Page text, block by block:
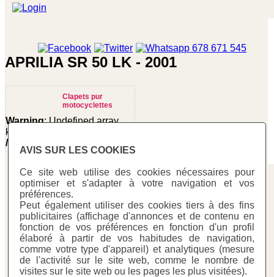
AVIS SUR LES COOKIES
Ce site web utilise des cookies nécessaires pour
optimiser et s'adapter à votre navigation et vos
préférences.
Peut également utiliser des cookies tiers à des fins
publicitaires (affichage d'annonces et de contenu en
fonction de vos préférences en fonction d'un profil
élaboré à partir de vos habitudes de navigation,
comme votre type d'appareil) et analytiques (mesure
de l'activité sur le site web, comme le nombre de
visites sur le site web ou les pages les plus visitées).
APRILIA SR 50 LK - 2001
Clapets pur
motocyclettes
Warning: Undefined array
key "cotitzacio" in
/homepages/0/d334671725/htdocs/web3/seccio.php
on line391
Warning:
Undefined
variable
$cfg_preus_sense_iva
/homepages/0/d334671725/htdocs/web3/seccio.php
on line433
12.17 €
Carbono Racing
C/ Mestre Trias, 177
08223 - Terrassa (Barcelona)
93 731 78 73
Fax: 93 731 58 48
info@carbonoracing.com